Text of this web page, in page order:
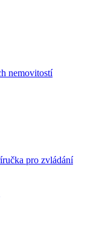
nemovitostí
pro zvládání